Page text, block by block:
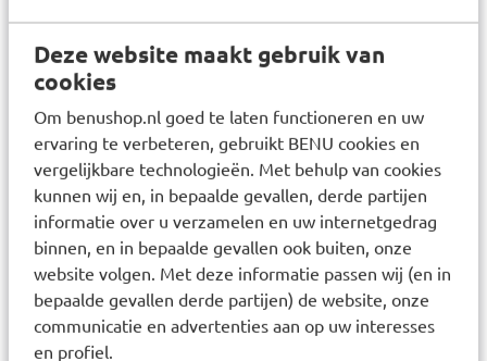
Deze website maakt gebruik van
cookies
Om benushop.nl goed te laten functioneren en uw
ervaring te verbeteren, gebruikt BENU cookies en
vergelijkbare technologieën. Met behulp van cookies
kunnen wij en, in bepaalde gevallen, derde partijen
informatie over u verzamelen en uw internetgedrag
binnen, en in bepaalde gevallen ook buiten, onze
website volgen. Met deze informatie passen wij (en in
bepaalde gevallen derde partijen) de website, onze
communicatie en advertenties aan op uw interesses
en profiel.
tabletten is een voedingssupplement op basis van
natuurlijk lactase-enzym. Dit enzym ondersteunt
melkbevattende producten. Kerutabs helpt dus
om melk te verdragen bij lactose-intolerantie.
Daarnaast bevat dit supplement een hoge
dosering van 4600 FCC. Hierdoor hoeft u maar 1
tablet per dag in te nemen.
Gebruik
Neem 1 tablet in met wat water tijdens of vlak
vóór een lactose bevattende maaltijd (zoals